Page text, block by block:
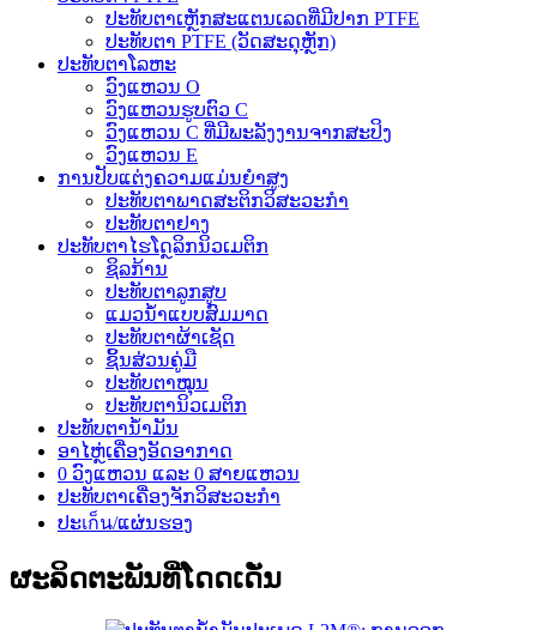
ປະທັບຕາເຫຼັກສະແຕນເລດທີ່ມີປາກ PTFE
ປະທັບຕາ PTFE (ວັດສະດຸຫຼັກ)
ປະທັບຕາໂລຫະ
ວົງແຫວນ O
ວົງແຫວນຮູບຕົວ C
ວົງແຫວນ C ທີ່ມີພະລັງງານຈາກສະປິງ
ວົງແຫວນ E
ການປັບແຕ່ງຄວາມແມ່ນຍໍາສູງ
ປະທັບຕາພາດສະຕິກວິສະວະກຳ
ປະທັບຕາຢາງ
ປະທັບຕາໄຮໂດຼລິກນິວເມຕິກ
ຊິລກ້ານ
ປະທັບຕາລູກສູບ
ແມວນ້ຳແບບສົມມາດ
ປະທັບຕາຜ້າເຊັດ
ຊິ້ນສ່ວນຄູ່ມື
ປະທັບຕາໝຸນ
ປະທັບຕານິວເມຕິກ
ປະທັບຕານ້ຳມັນ
ອາໄຫຼ່ເຄື່ອງອັດອາກາດ
0 ວົງແຫວນ ແລະ 0 ສາຍແຫວນ
ປະທັບຕາເຄື່ອງຈັກວິສະວະກຳ
ປະเก็น/ແຜ່ນຮອງ
ຜະລິດຕະພັນທີ່ໂດດເດັ່ນ